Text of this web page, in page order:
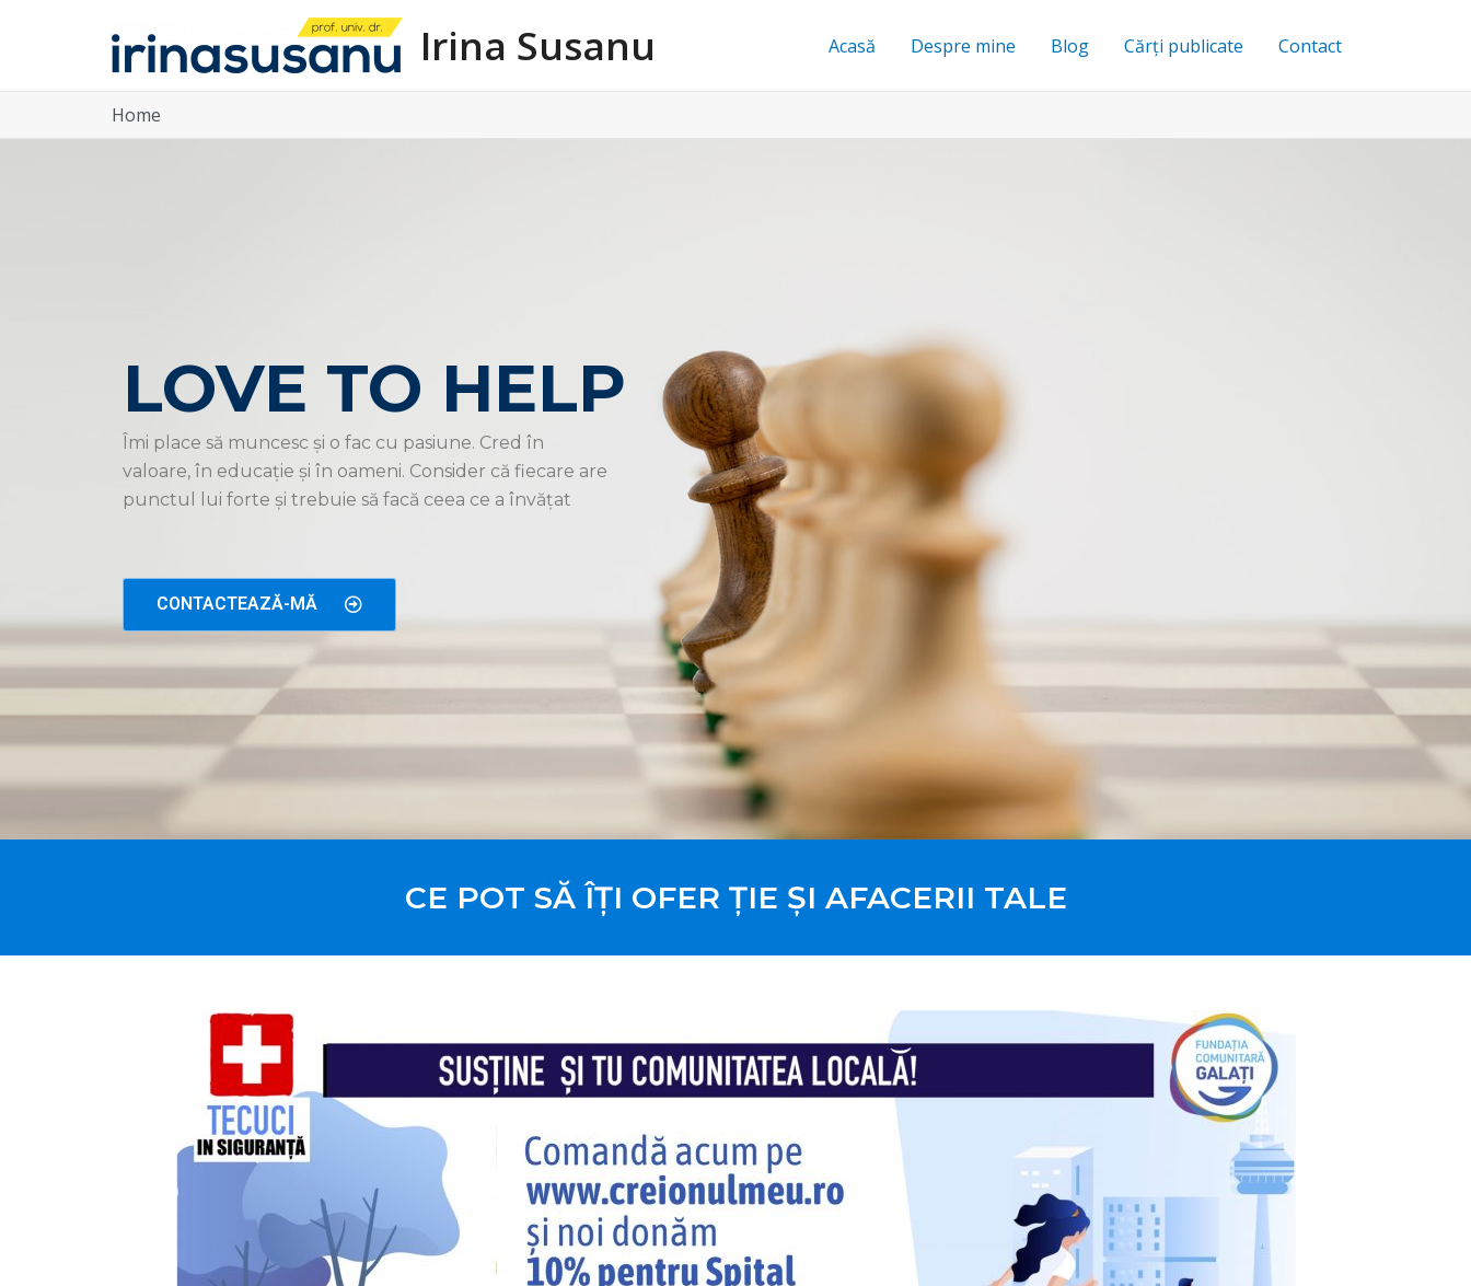
Irina Susanu Acasă Despre mine Blog Cărți publicate Contact
Home
LOVE TO HELP
Îmi place să muncesc și o fac cu pasiune. Cred în
valoare, în educație și în oameni. Consider că fiecare are
punctul lui forte și trebuie să facă ceea ce a învățat
CONTACTEAZĂ-MĂ
CE POT SĂ ÎȚI OFER ȚIE ȘI AFACERII TALE